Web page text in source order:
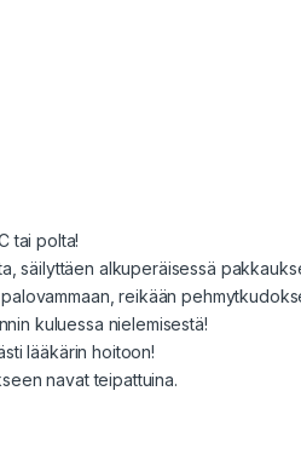
tai polta!
säilyttäen alkuperäisessä
reikään
kuluessa nielemisestä!
lääkärin hoitoon!
navat teipattuina.